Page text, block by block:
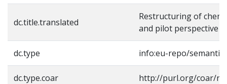
dc.title.translated
Restructuring of
and pilot perspective
dc.type info:eu-repo/
dc.type.coar http://purl.org/coar/